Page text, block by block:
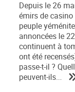
Depuis le 26
émirs de
peuple
annoncées le
continuent à
ont été
passe-t-il ?
peuvent-ils...